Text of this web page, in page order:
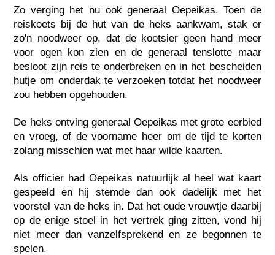
Zo verging het nu ook generaal Oepeikas. Toen de
reiskoets bij de hut van de heks aankwam, stak er
zo'n noodweer op, dat de koetsier geen hand meer
voor ogen kon zien en de generaal tenslotte maar
besloot zijn reis te onderbreken en in het bescheiden
hutje om onderdak te verzoeken totdat het noodweer
zou hebben opgehouden.
De heks ontving generaal Oepeikas met grote eerbied
en vroeg, of de voorname heer om de tijd te korten
zolang misschien wat met haar wilde kaarten.
Als officier had Oepeikas natuurlijk al heel wat kaart
gespeeld en hij stemde dan ook dadelijk met het
voorstel van de heks in. Dat het oude vrouwtje daarbij
op de enige stoel in het vertrek ging zitten, vond hij
niet meer dan vanzelfsprekend en ze begonnen te
spelen.